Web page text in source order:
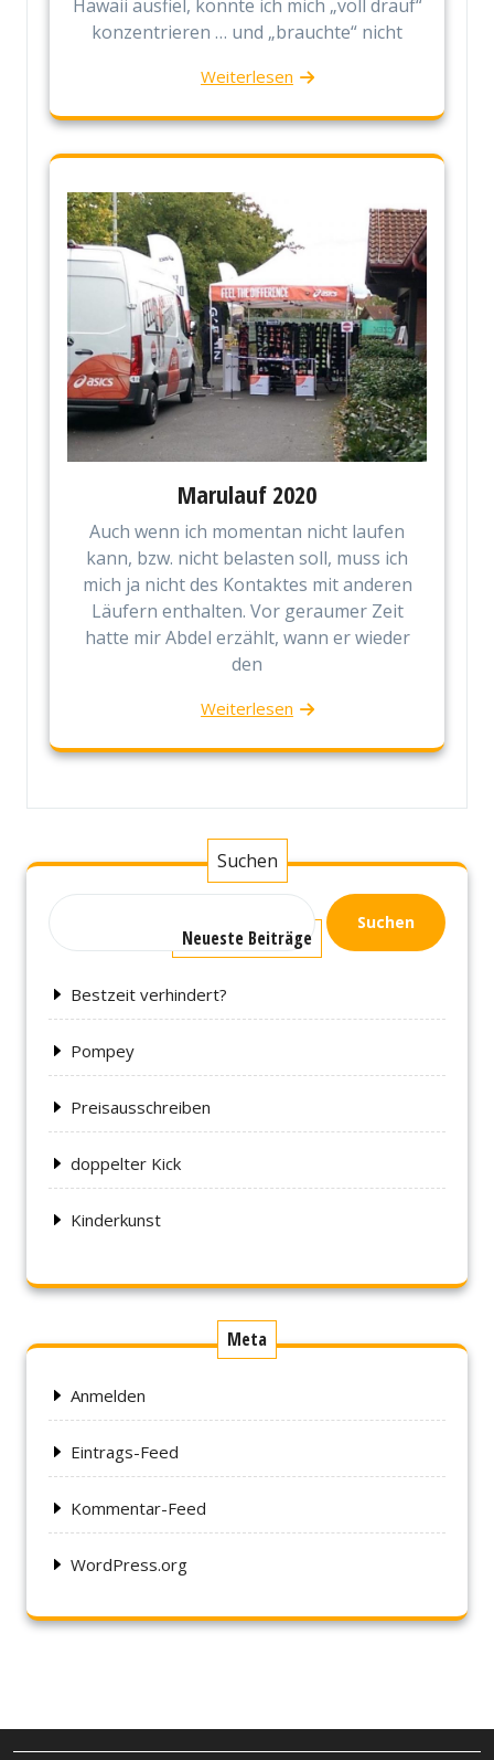
Hawaii ausfiel, konnte ich mich „voll drauf“
konzentrieren … und „brauchte“ nicht
Weiterlesen
Marulauf 2020
Auch wenn ich momentan nicht laufen
kann, bzw. nicht belasten soll, muss ich
mich ja nicht des Kontaktes mit anderen
Läufern enthalten. Vor geraumer Zeit
hatte mir Abdel erzählt, wann er wieder
den
Weiterlesen
Suchen
Suchen
Neueste Beiträge
Bestzeit verhindert?
Pompey
Preisausschreiben
doppelter Kick
Kinderkunst
Meta
Anmelden
Eintrags-Feed
Kommentar-Feed
WordPress.org